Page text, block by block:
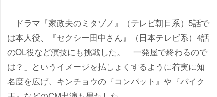
ドラマ『家政夫のミタゾノ』（テレビ朝日系）5話で
は本人役、『セクシー田中さん』（日本テレビ系）4話
のOL役など演技にも挑戦した。「一発屋で終わるので
は？」というイメージを払しょくするように着実に知
名度を広げ、キンチョウの『コンバット』や『バイク